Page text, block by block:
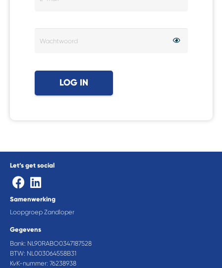
Gegevens
Bank: NL90RABO0347187528
BTW: NL003064558B31
KvK-nummer: 76238938
Let’s get social
Samenwerking
Loopgroep Zandloper